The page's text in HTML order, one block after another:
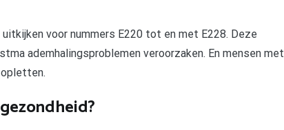
voor nummers E220 tot en met E228. Deze
ademhalingsproblemen veroorzaken. En mensen met
opletten.